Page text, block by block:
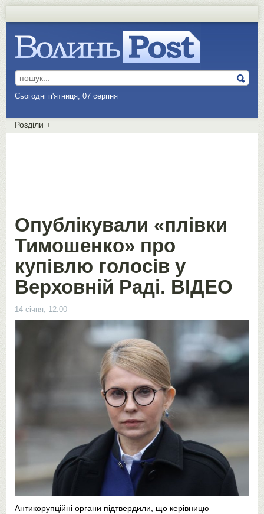
Сьогодні п'ятниця, 07 серпня
Розділи +
Опублікували «плівки
Тимошенко» про
купівлю голосів у
Верховній Раді. ВІДЕО
14 січня, 12:00
Антикорупційні органи підтвердили, що керівницю